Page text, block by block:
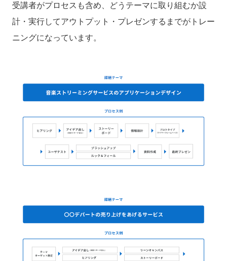
受講者がプロセスも含め、どうテーマに取り組むか設
計・実行してアウトプット・プレゼンするまでがトレー
ニングになっています。